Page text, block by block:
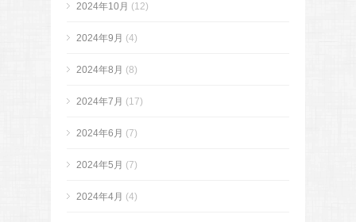
2024年10月 (12)
2024年9月 (4)
2024年8月 (8)
2024年7月 (17)
2024年6月 (7)
2024年5月 (7)
2024年4月 (4)